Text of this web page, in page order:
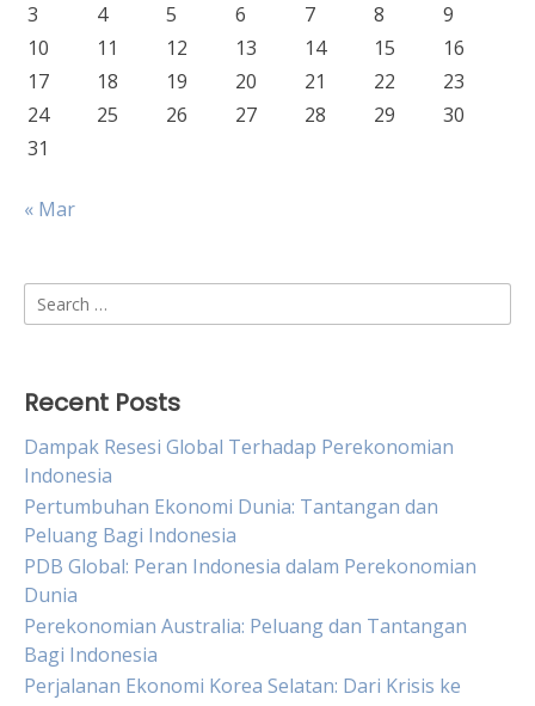
3
4 5 6 7 8
9
10
11 12 13 14 15
16
17
18 19 20 21 22
23
24
25 26 27 28 29
30
31
« Mar
Search
for:
Recent Posts
Dampak Resesi Global Terhadap Perekonomian
Indonesia
Pertumbuhan Ekonomi Dunia: Tantangan dan
Peluang Bagi Indonesia
PDB Global: Peran Indonesia dalam Perekonomian
Dunia
Perekonomian Australia: Peluang dan Tantangan
Bagi Indonesia
Perjalanan Ekonomi Korea Selatan: Dari Krisis ke